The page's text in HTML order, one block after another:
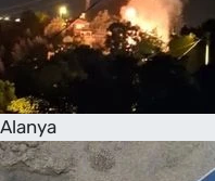
Alanya